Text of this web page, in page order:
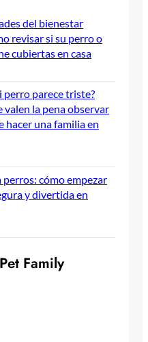
del bienestar
revisar si su perro o
cubiertas en casa
perro parece triste?
valen la pena observar
hacer una familia en
cómo empezar
y divertida en
Pet Family